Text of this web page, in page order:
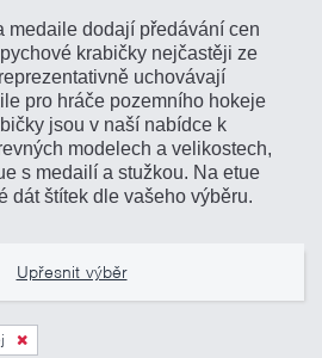
medaile dodají předávání cen
krabičky nejčastěji ze
uchovávají
pro hráče pozemního hokeje
jsou v naší nabídce k
modelech a velikostech,
s medailí a stužkou. Na etue
dát štítek dle vašeho výběru.
Upřesnit výběr